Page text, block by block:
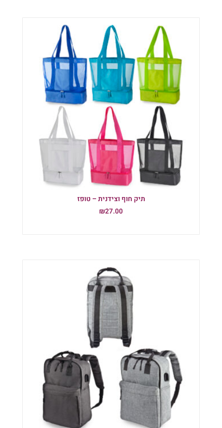
תיק חוף וצידנית – טופז
₪27.00